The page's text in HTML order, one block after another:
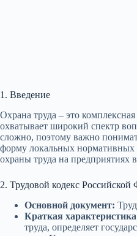
1. Введение
Охрана труда – это
охватывает широкий спектр
сложно, поэтому важно
форму локальных
охраны труда на предприятиях
2. Трудовой кодекс
Основной документ:
Краткая
труда, определяет